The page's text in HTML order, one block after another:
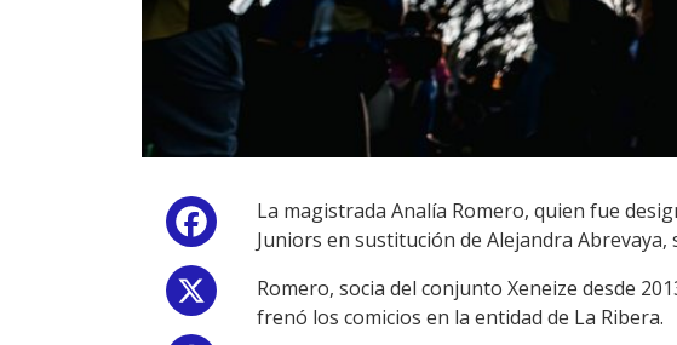
Facebook
La magistrada Analía Romero, quien fue
Juniors en sustitución de Alejandra Abrevaya,
Romero, socia del conjunto Xeneize desde
frenó los comicios en la entidad de La Ribera.